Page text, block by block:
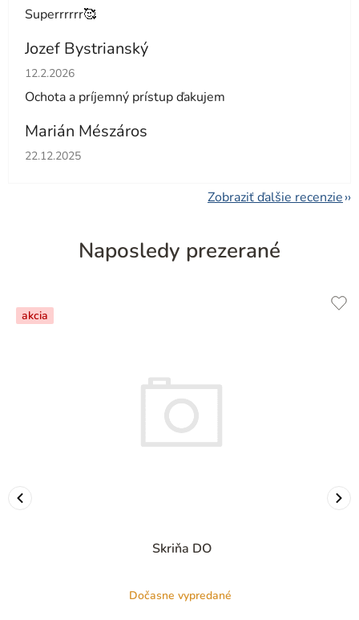
Superrrrrr🥰
Jozef Bystrianský
Hodnotenie obchodu je 5 z 5 hviezdičiek.
12.2.2026
Ochota a príjemný prístup ďakujem
Marián Mészáros
Hodnotenie obchodu je 5 z 5 hviezdičiek.
22.12.2025
Zobraziť ďalšie recenzie
Naposledy prezerané
akcia
Skriňa DO
Dočasne vypredané